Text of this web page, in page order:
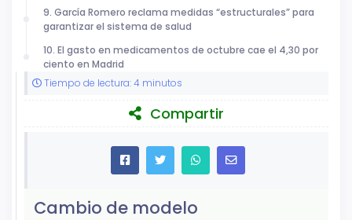
9. García Romero reclama medidas “estructurales” para
garantizar el sistema de salud
10. El gasto en medicamentos de octubre cae el 4,30 por
ciento en Madrid
Tiempo de lectura: 4 minutos
Compartir
Cambio de modelo